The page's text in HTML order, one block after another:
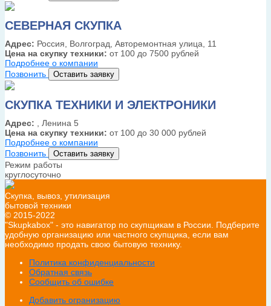
СЕВЕРНАЯ СКУПКА
Адрес: Россия, Волгоград, Авторемонтная улица, 11
Цена на скупку техники: от 100 до 7500 рублей
Подробнее о компании
Позвонить
Оставить заявку
СКУПКА ТЕХНИКИ И ЭЛЕКТРОНИКИ
Адрес: , Ленина 5
Цена на скупку техники: от 100 до 30 000 рублей
Подробнее о компании
Позвонить
Оставить заявку
Режим работы
круглосуточно
Скупка, вывоз, утилизация
бытовой техники
© 2015-2022
"Skupkabox" - это навигатор по скупщикам в России. Подберите
удобную организацию или частного скупщика, если вам
необходимо продать свою бытовую технику.
Политика конфиденциальности
Обратная связь
Сообщить об ошибке
Добавить огранизацию